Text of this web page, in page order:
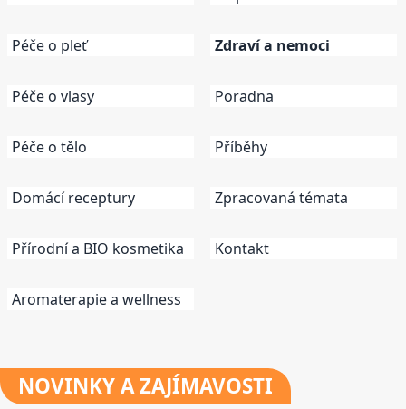
Péče o pleť
Péče o vlasy
Péče o tělo
Domácí receptury
Přírodní a BIO kosmetika
Aromaterapie a wellness
Zdraví a nemoci
Poradna
Příběhy
Zpracovaná témata
Kontakt
NOVINKYA ZAJÍMAVOSTI